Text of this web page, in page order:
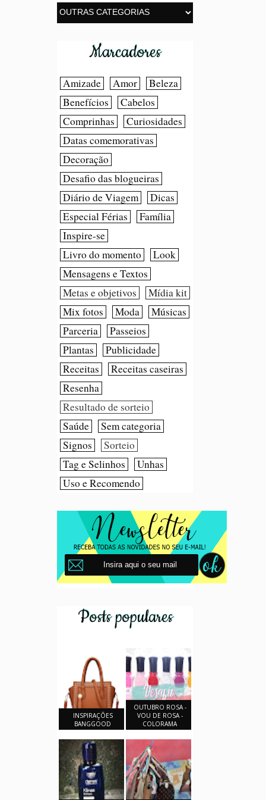
Marcadores
Amizade Amor
Beleza
Benefícios
Cabelos
Comprinhas
Curiosidades
Datas comemorativas
Decoração
Desafio das blogueiras
Diário de Viagem
Dicas
Especial Férias
Família
Inspire-se
Livro do momento
Look
Mensagens e Textos
Metas e objetivos
Mídia kit
Mix fotos
Moda
Músicas
Parceria
Passeios
Plantas
Publicidade
Receitas
Receitas caseiras
Resenha
Resultado de sorteio
Saúde
Sem categoria
Signos
Sorteio
Tag e Selinhos
Unhas
Uso e Recomendo
Posts populares
INSPIRAÇÕES
BANGGOOD
Oi gente! Estou
muito feliz
porque em
tese estou de
férias, falta
apenas fazer
uma prova
OUTUBRO ROSA -
VOU DE ROSA -
COLORAMA
Oi gente!
Estou bem
atrasadinha
com essa
postagem, mas
antes tarde do
que nunca.